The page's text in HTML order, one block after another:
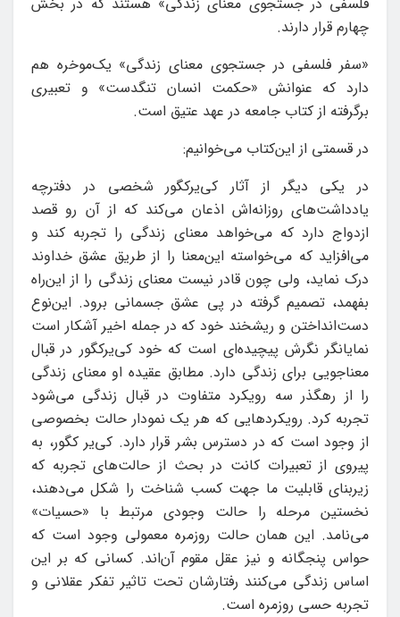
چهارم قرار دارند.
«سفر فلسفی در جستجوی معنای زندگی» یک‌موخره هم
دارد که عنوانش «حکمت انسان تنگدست» و تعبیری
برگرفته از کتاب جامعه در عهد عتیق است.
در قسمتی از این‌کتاب می‌خوانیم:
در یکی دیگر از آثار کی‌یرکگور شخصی در دفترچه
یادداشت‌های روزانه‌اش اذعان می‌کند که از آن رو قصد
ازدواج دارد که می‌خواهد معنای زندگی را تجربه کند و
می‌افزاید که می‌خواسته این‌معنا را از طریق عشق خداوند
درک نماید، ولی چون قادر نیست معنای زندگی را از این‌راه
بفهمد، تصمیم گرفته در پی عشق جسمانی برود. این‌نوع
دست‌انداختن و ریشخند خود که در جمله اخیر آشکار است
نمایانگر نگرش پیچیده‌ای است که خود کی‌یرکگور در قبال
معناجویی برای زندگی دارد. مطابق عقیده او معنای زندگی
را از رهگذر سه رویکرد متفاوت در قبال زندگی می‌شود
تجربه کرد. رویکردهایی که هر یک نمودار حالت بخصوصی
از وجود است که در دسترس بشر قرار دارد. کی‌یر کگور، به
پیروی از تعبیرات کانت در بحث از حالت‌های تجربه که
زیربنای قابلیت ما جهت کسب شناخت را شکل می‌دهند،
نخستین مرحله را حالت وجودی مرتبط با «حسیات»
می‌نامد. این همان حالت روزمره معمولی وجود است که
حواس پنجگانه و نیز عقل مقوم آن‌اند. کسانی که بر این
اساس زندگی می‌کنند رفتارشان تحت تاثیر تفکر عقلانی و
تجربه حسی روزمره است.